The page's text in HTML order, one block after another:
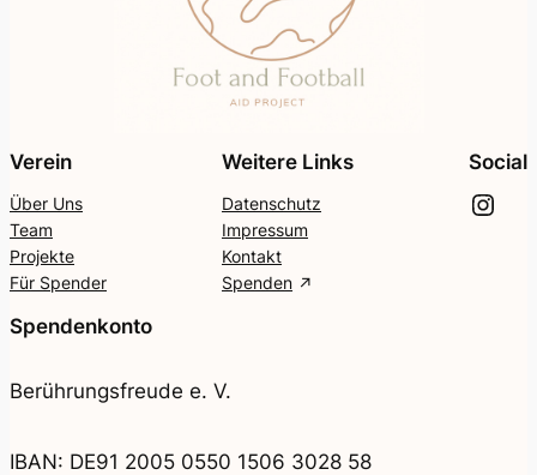
Verein
Über Uns
Team
Projekte
Für Spender
Weitere Links
Datenschutz
Impressum
Kontakt
Spenden
Social
Instagram
Spendenkonto
Berührungsfreude e. V.
IBAN: DE91 2005 0550 1506 3028 58